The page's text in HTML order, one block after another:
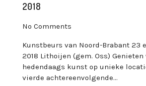
2018
No Comments
Kunstbeurs van Noord-Brabant 23
2018 Lithoijen (gem. Oss) Genieten
hedendaags kunst op unieke
vierde achtereenvolgende…